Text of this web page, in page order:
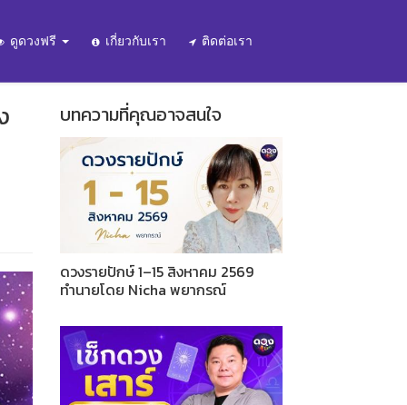
ดูดวงฟรี เกี่ยวกับเรา ติดต่อเรา
บทความที่คุณอาจสนใจ
ดวงรายปักษ์ 1–15 สิงหาคม 2569
ทำนายโดย Nicha พยากรณ์